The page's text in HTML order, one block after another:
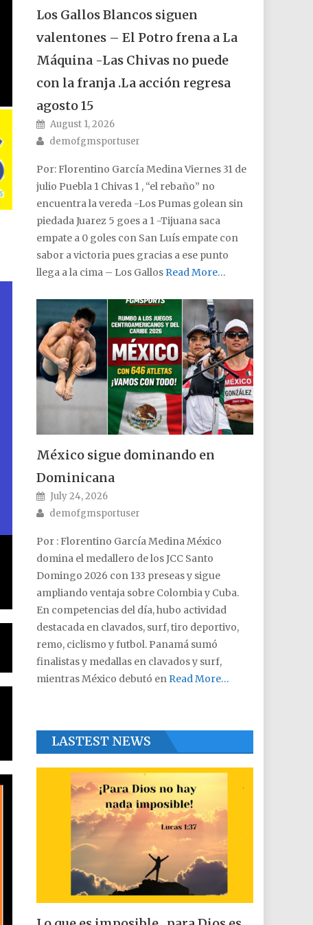
Los Gallos Blancos siguen
valentones – El Potro frena a La
Máquina -Las Chivas no puede
con la franja .La acción regresa
agosto 15
Posted on
August 1, 2026
Author
demofgmsportuser
Por: Florentino García Medina Viernes 31 de
julio Puebla 1 Chivas 1 , “el rebaño” no
encuentra la vereda -Los Pumas golean sin
piedada Juarez 5 goes a 1 -Tijuana saca
empate a 0 goles con San Luís empate con
sabor a victoria pues gracias a ese punto
llega a la cima – Los Gallos Read More…
México sigue dominando en
Dominicana
Posted on
July 24, 2026
Author
demofgmsportuser
Por : Florentino García Medina México
domina el medallero de los JCC Santo
Domingo 2026 con 133 preseas y sigue
ampliando ventaja sobre Colombia y Cuba.
En competencias del día, hubo actividad
destacada en clavados, surf, tiro deportivo,
remo, ciclismo y futbol. Panamá sumó
finalistas y medallas en clavados y surf,
mientras México debutó en Read More…
LASTEST NEWS